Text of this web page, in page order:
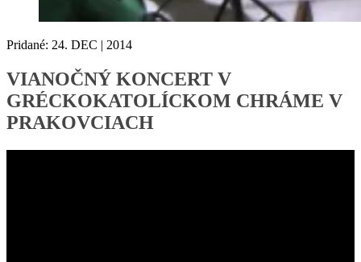
Pridané: 24. DEC | 2014
VIANOČNÝ KONCERT V
GRÉCKOKATOLÍCKOM CHRÁME V
PRAKOVCIACH